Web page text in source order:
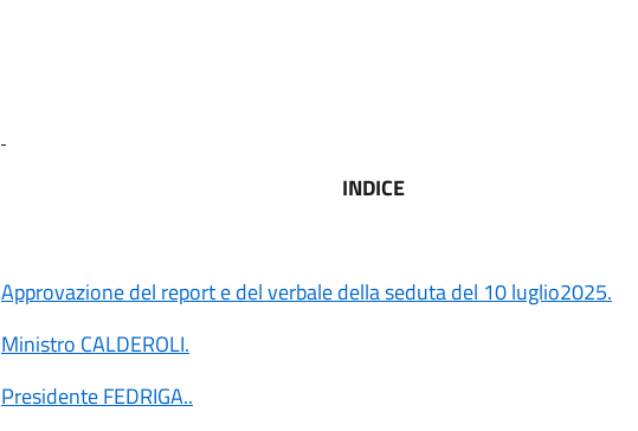
INDICE
Approvazione del report e del verbale della seduta del 10 luglio2025.
Ministro CALDEROLI.
Presidente FEDRIGA..